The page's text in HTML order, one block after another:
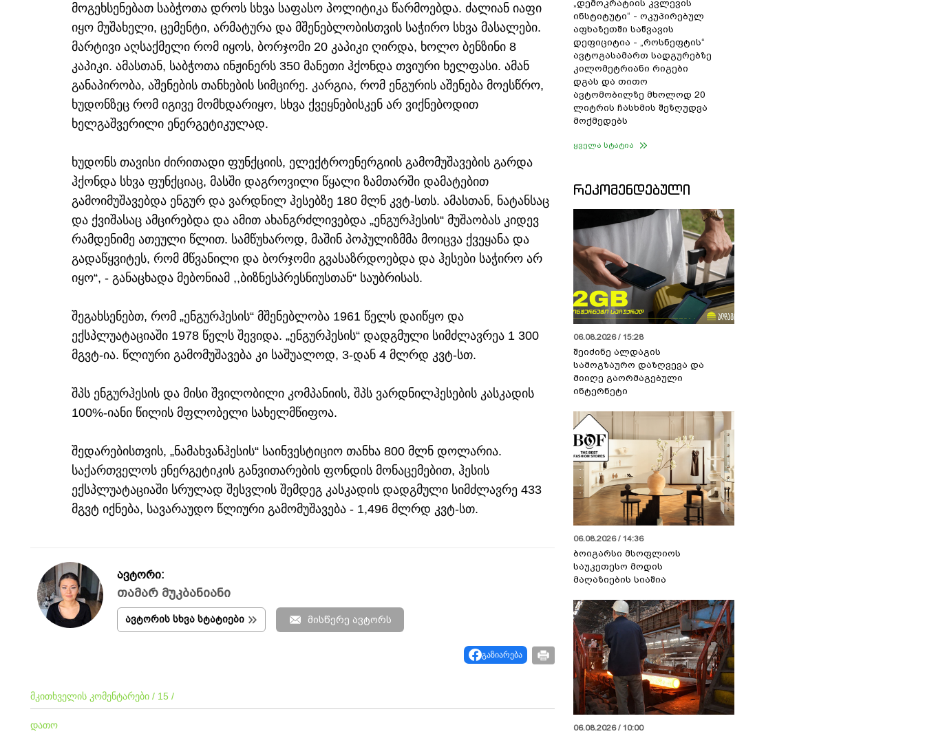
მოგეხსენებათ საბჭოთა დროს სხვა საფასო პოლიტიკა წარმოებდა. ძალიან იაფი
იყო მუშახელი, ცემენტი, არმატურა და მშენებლობისთვის საჭირო სხვა მასალები.
მარტივი აღსაქმელი რომ იყოს, ბორჯომი 20 კაპიკი ღირდა, ხოლო ბენზინი 8
კაპიკი. ამასთან, საბჭოთა ინჟინერს 350 მანეთი ჰქონდა თვიური ხელფასი. ამან
განაპირობა, აშენების თანხების სიმცირე. კარგია, რომ ენგურის აშენება მოესწრო,
ხუდონზეც რომ იგივე მომხდარიყო, სხვა ქვეყნებისკენ არ ვიქნებოდით
ხელგაშვერილი ენერგეტიკულად.
ხუდონს თავისი ძირითადი ფუნქციის, ელექტროენერგიის გამომუშავების გარდა
ჰქონდა სხვა ფუნქციაც, მასში დაგროვილი წყალი ზამთარში დამატებით
გამოიმუშავებდა ენგურ და ვარდნილ ჰესებზე 180 მლნ კვტ-სთს. ამასთან, ნატანსაც
და ქვიშასაც ამცირებდა და ამით ახანგრძლივებდა „ენგურჰესის“ მუშაობას კიდევ
რამდენიმე ათეული წლით. სამწუხაროდ, მაშინ პოპულიზმმა მოიცვა ქვეყანა და
გადაწყვიტეს, რომ მწვანილი და ბორჯომი გვასაზრდოებდა და ჰესები საჭირო არ
იყო“, - განაცხადა მებონიამ ,,ბიზნესპრესნიუსთან“ საუბრისას.
შეგახსენებთ, რომ „ენგურჰესის“ მშენებლობა 1961 წელს დაიწყო და
ექსპლუატაციაში 1978 წელს შევიდა. „ენგურჰესის“ დადგმული სიმძლავრეა 1 300
მგვტ-ია. წლიური გამომუშავება კი საშუალოდ, 3-დან 4 მლრდ კვტ-სთ.
შპს ენგურჰესის და მისი შვილობილი კომპანიის, შპს ვარდნილჰესების კასკადის
100%-იანი წილის მფლობელი სახელმწიფოა.
შედარებისთვის, „ნამახვანჰესის“ საინვესტიციო თანხა 800 მლნ დოლარია.
საქართველოს ენერგეტიკის განვითარების ფონდის მონაცემებით, ჰესის
ექსპლუატაციაში სრულად შესვლის შემდეგ კასკადის დადგმული სიმძლავრე 433
მგვტ იქნება, სავარაუდო წლიური გამომუშავება - 1,496 მლრდ კვტ-სთ.
ავტორი:
თამარ მუკბანიანი
ავტორის სხვა სტატიები მისწერე ავტორს
გაზიარება
მკითხველის კომენტარები / 15 /
დათო
„დემოკრატიის კვლევის
ინსტიტუტი“ - ოკუპირებულ
აფხაზეთში საწვავის
დეფიციტია - „როსნეფტის“
ავტოგასამართ სადგურებზე
კილომეტრიანი რიგები
დგას და თითო
ავტომობილზე მხოლოდ 20
ლიტრის ჩასხმის შეზღუდვა
მოქმედებს
ყველა სტატია
ᲠᲔᲙᲝᲛᲔᲜᲓᲔᲑᲣᲚᲘ
06.08.2026 / 15:28
შეიძინე ალდაგის
სამოგზაურო დაზღვევა და
მიიღე გაორმაგებული
ინტერნეტი
06.08.2026 / 14:36
ბოიგარსი მსოფლიოს
საუკეთესო მოდის
მაღაზიების სიაშია
06.08.2026 / 10:00